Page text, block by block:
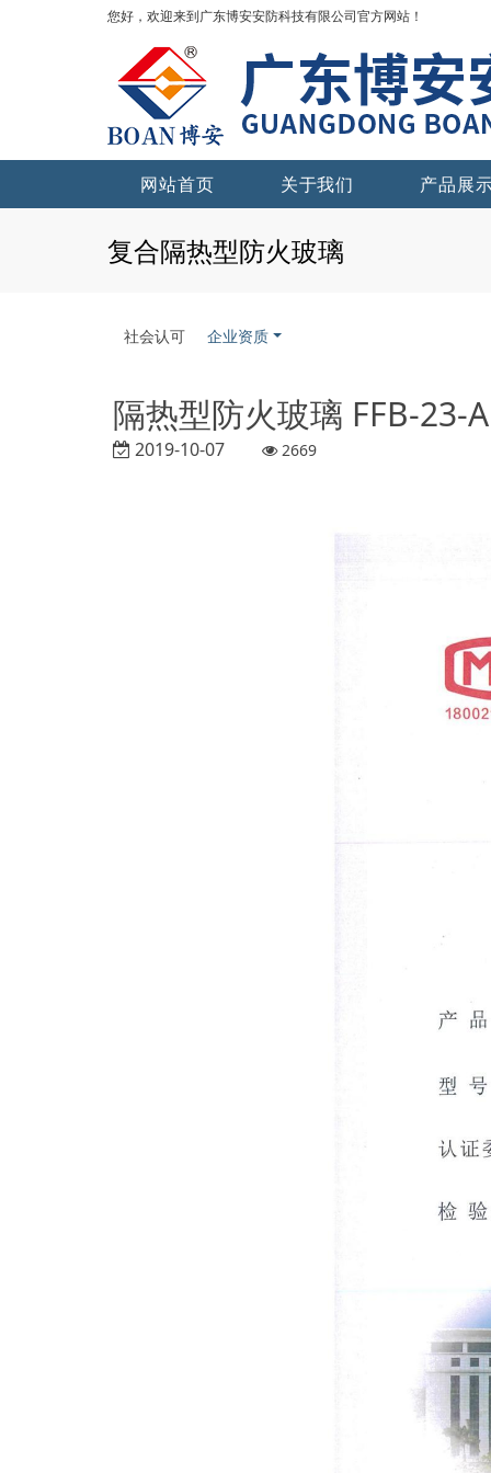
您好，欢迎来到广东博安安防科技有限公司官方网站！
网站首页 关于我们 产品展
复合隔热型防火玻璃
社会认可 企业资质
隔热型防火玻璃 FFB-23-
2019-10-07 2669